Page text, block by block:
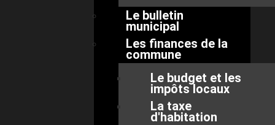
Le bulletin
municipal
Les finances de la
commune
Le budget et les
impôts locaux
La taxe
d'habitation